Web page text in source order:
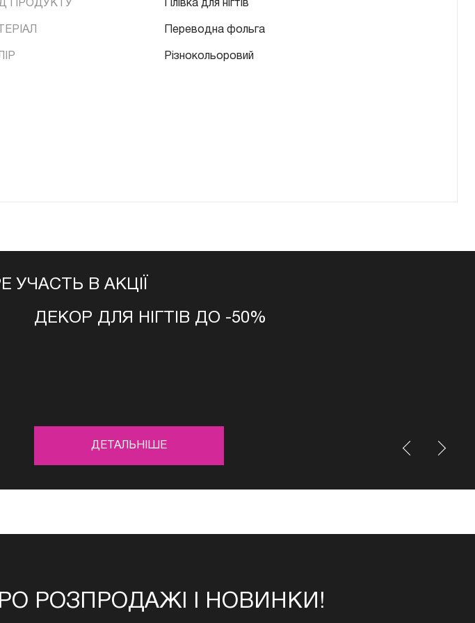
ПРОДУКТУ Плівка для нігтів
Переводна фольга
Різнокольоровий
УЧАСТЬ В АКЦІЇ
ДЕКОР ДЛЯ НІГТІВ ДО -50%
ДЕТАЛЬНІШЕ
РОЗПРОДАЖІ І НОВИНКИ!